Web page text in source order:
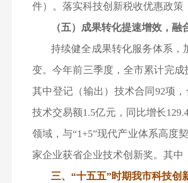
件）。落实科技创新税收优惠政策
（五）成果转化提速增效，融
持续健全成果转化服务体系，
变。今年前三季度，全市累计完成
其中登记（输出）技术合同92项
技术交易额1.5亿元，同比增长
领域，与“1+5”现代产业体系高度
家企业获省企业技术创新奖。其中
三、“十五五”时期我市科技创